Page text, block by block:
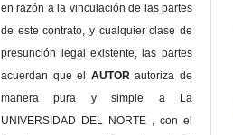
en razón a la vinculación de las partes
de este contrato, y cualquier clase de
presunción legal existente, las partes
acuerdan que el AUTORautoriza de
manera pura y simple a La
UNIVERSIDAD DEL NORTE , con el